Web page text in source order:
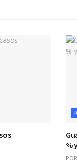
%
POR